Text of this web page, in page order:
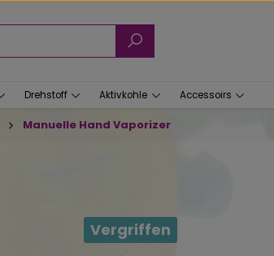
Drehstoff Aktivkohle Accessoirs
Manuelle Hand Vaporizer
Vergriffen